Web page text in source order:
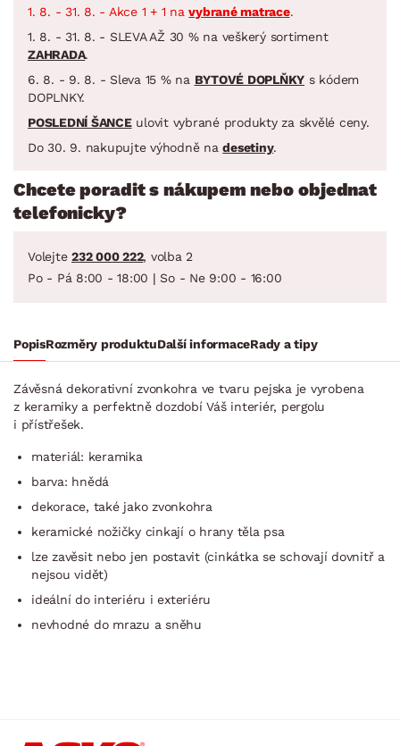
1. 8. - 31. 8. - Akce 1 + 1 navybrané matrace.
1. 8. - 31. 8. - SLEVA AŽ 30 % na veškerý sortiment
ZAHRADA.
6. 8. - 9. 8. - Sleva 15 % na BYTOVÉ DOPLŇKY s kódem
DOPLNKY.
POSLEDNÍ ŠANCEulovit vybrané produkty za skvělé ceny.
Do 30. 9. nakupujte výhodně nadesetiny.
Chcete poradit s nákupem nebo objednat
telefonicky?
Volejte 232 000 222, volba 2
Po - Pá 8:00 - 18:00 | So - Ne 9:00 - 16:00
PopisRozměry produktuDalší informaceRady a tipy
Závěsná dekorativní zvonkohra ve tvaru pejska je vyrobena
z keramiky a perfektně dozdobí Váš interiér, pergolu
i přístřešek.
materiál: keramika
barva: hnědá
dekorace, také jako zvonkohra
keramické nožičky cinkají o hrany těla psa
lze zavěsit nebo jen postavit (cinkátka se schovají dovnitř a
nejsou vidět)
ideální do interiéru i exteriéru
nevhodné do mrazu a sněhu